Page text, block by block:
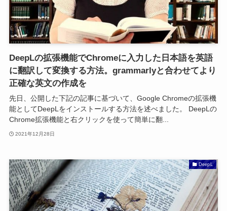
DeepLの拡張機能でChromeに入力した日本語を英語
に翻訳して変換する方法。grammarlyと合わせてより
正確な英文の作成を
先日、公開した下記の記事に基づいて、Google Chromeの拡張機
能としてDeepLをインストールする方法を述べました。 DeepLの
Chrome拡張機能と右クリックを使って簡単に翻...
2021年12月28日
DeepL